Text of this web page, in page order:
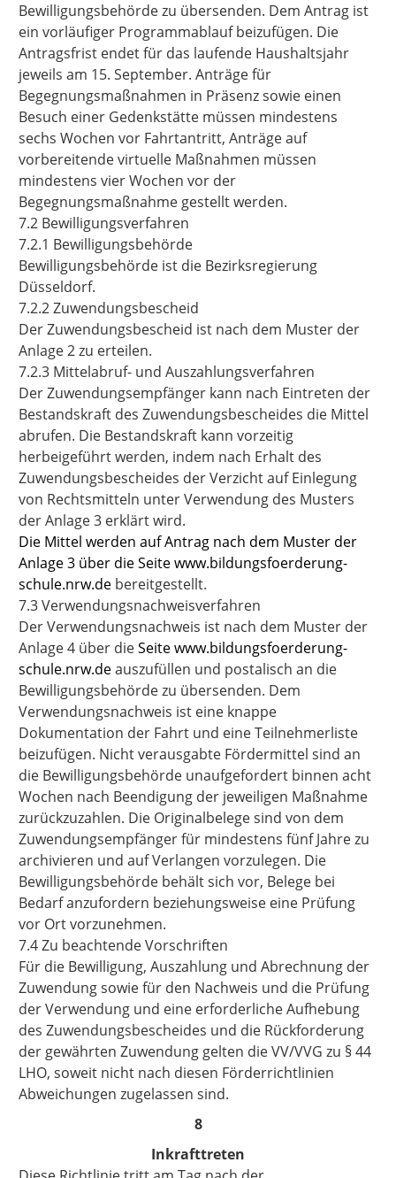
Bewilligungsbehörde zu übersenden. Dem Antrag ist
ein vorläufiger Programmablauf beizufügen. Die
Antragsfrist endet für das laufende Haushaltsjahr
jeweils am 15. September. Anträge für
Begegnungsmaßnahmen in Präsenz sowie einen
Besuch einer Gedenkstätte müssen mindestens
sechs Wochen vor Fahrtantritt, Anträge auf
vorbereitende virtuelle Maßnahmen müssen
mindestens vier Wochen vor der
Begegnungsmaßnahme gestellt werden.
7.2 Bewilligungsverfahren
7.2.1 Bewilligungsbehörde
Bewilligungsbehörde ist die Bezirksregierung
Düsseldorf.
7.2.2 Zuwendungsbescheid
Der Zuwendungsbescheid ist nach dem Muster der
Anlage 2 zu erteilen.
7.2.3 Mittelabruf- und Auszahlungsverfahren
Der Zuwendungsempfänger kann nach Eintreten der
Bestandskraft des Zuwendungsbescheides die Mittel
abrufen. Die Bestandskraft kann vorzeitig
herbeigeführt werden, indem nach Erhalt des
Zuwendungsbescheides der Verzicht auf Einlegung
von Rechtsmitteln unter Verwendung des Musters
der Anlage 3 erklärt wird.
Die Mittel werden auf Antrag nach dem Muster der
Anlage 3 über die Seite www.bildungsfoerderung-
schule.nrw.de bereitgestellt.
7.3 Verwendungsnachweisverfahren
Der Verwendungsnachweis ist nach dem Muster der
Anlage 4 über dieSeite www.bildungsfoerderung-
schule.nrw.deauszufüllen und postalisch an die
Bewilligungsbehörde zu übersenden. Dem
Verwendungsnachweis ist eine knappe
Dokumentation der Fahrt und eine Teilnehmerliste
beizufügen. Nicht verausgabte Fördermittel sind an
die Bewilligungsbehörde unaufgefordert binnen acht
Wochen nach Beendigung der jeweiligen Maßnahme
zurückzuzahlen. Die Originalbelege sind von dem
Zuwendungsempfänger für mindestens fünf Jahre zu
archivieren und auf Verlangen vorzulegen. Die
Bewilligungsbehörde behält sich vor, Belege bei
Bedarf anzufordern beziehungsweise eine Prüfung
vor Ort vorzunehmen.
7.4 Zu beachtende Vorschriften
Für die Bewilligung, Auszahlung und Abrechnung der
Zuwendung sowie für den Nachweis und die Prüfung
der Verwendung und eine erforderliche Aufhebung
des Zuwendungsbescheides und die Rückforderung
der gewährten Zuwendung gelten die VV/VVG zu § 44
LHO, soweit nicht nach diesen Förderrichtlinien
Abweichungen zugelassen sind.
8
Inkrafttreten